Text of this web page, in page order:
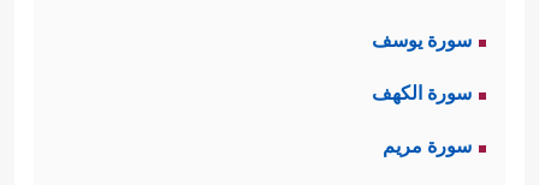
سورة يوسف
سورة الكهف
سورة مريم